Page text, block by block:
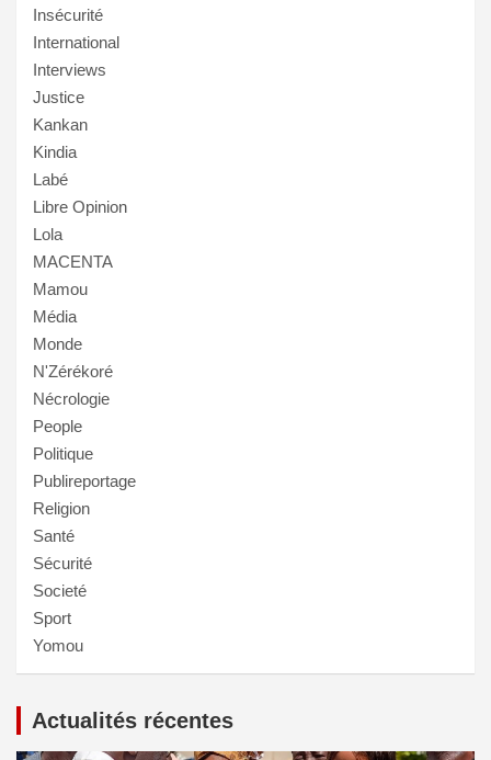
Insécurité
International
Interviews
Justice
Kankan
Kindia
Labé
Libre Opinion
Lola
MACENTA
Mamou
Média
Monde
N'Zérékoré
Nécrologie
People
Politique
Publireportage
Religion
Santé
Sécurité
Societé
Sport
Yomou
Actualités récentes